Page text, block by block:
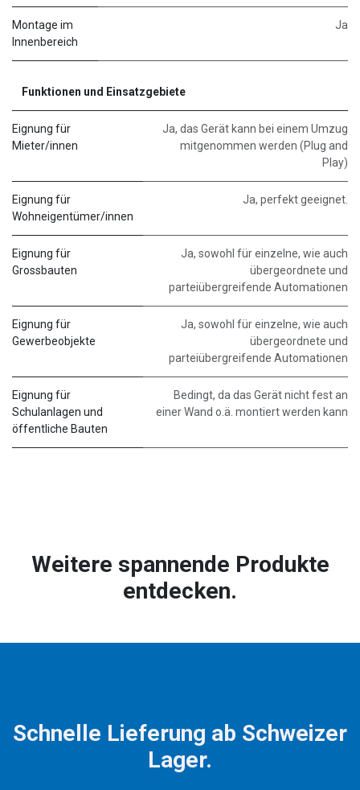
Montage im
Innenbereich
Ja
Funktionen und Einsatzgebiete
Eignung für
Mieter/innen
Ja, das Gerät kann bei einem Umzug
mitgenommen werden (Plug and
Play)
Eignung für
Wohneigentümer/innen
Ja, perfekt geeignet.
Eignung für
Grossbauten
Ja, sowohl für einzelne, wie auch
übergeordnete und
parteiübergreifende Automationen
Eignung für
Gewerbeobjekte
Ja, sowohl für einzelne, wie auch
übergeordnete und
parteiübergreifende Automationen
Eignung für
Schulanlagen und
öffentliche Bauten
Bedingt, da das Gerät nicht fest an
einer Wand o.ä. montiert werden kann
Weitere spannende Produkte
entdecken.
Schnelle Lieferung ab Schweizer
Lager.